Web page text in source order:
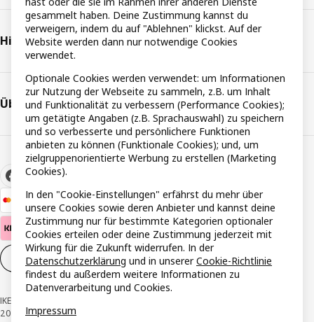
Hilfe & Support
Über IKEA
Cookie-Einstellungen DE
IKEA Österreich - Südring, 2334 Vösendorf © Inter IKEA Systems B.V. 1999-
2026
gesammelt haben. Deine Zustimmung kannst du
verweigern, indem du auf "Ablehnen" klickst. Auf der
Website werden dann nur notwendige Cookies
verwendet.
Optionale Cookies werden verwendet: um Informationen
zur Nutzung der Webseite zu sammeln, z.B. um Inhalt
und Funktionalität zu verbessern (Performance Cookies);
um getätigte Angaben (z.B. Sprachauswahl) zu speichern
und so verbesserte und persönlichere Funktionen
anbieten zu können (Funktionale Cookies); und, um
zielgruppenorientierte Werbung zu erstellen (Marketing
Cookies).
In den "Cookie-Einstellungen" erfährst du mehr über
unsere Cookies sowie deren Anbieter und kannst deine
Zustimmung nur für bestimmte Kategorien optionaler
Cookies erteilen oder deine Zustimmung jederzeit mit
Wirkung für die Zukunft widerrufen. In der
Datenschutzerklärung und in unsererCookie-Richtlinie
findest du außerdem weitere Informationen zu
Datenverarbeitung und Cookies.
Impressum